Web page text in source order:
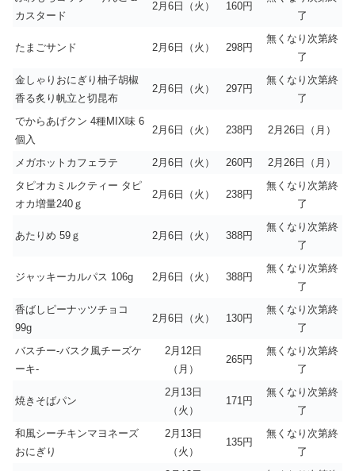
カスタード
2月6日（火） 160円
了
たまごサンド 2月6日（火） 298円
無くなり次第終
了
金しゃりおにぎり柚子胡椒
香る炙り帆立と切昆布
2月6日（火） 297円
無くなり次第終
了
でからあげクン 4種MIX味 6
個入
2月6日（火） 238円 2月26日（月）
メガホットカフェラテ 2月6日（火） 260円
2月26日（月）
タピオカミルクティー タピ
オカ増量240ｇ
2月6日（火） 238円
無くなり次第終
了
あたりめ 59ｇ 2月6日（火） 388円
無くなり次第終
了
ジャッキーカルパス 106g 2月6日（火） 388円
無くなり次第終
了
香ばしピーナッツチョコ
99g
2月6日（火） 130円
無くなり次第終
了
バスチー-バスク風チーズケ
ーキ-
2月12日
（月）
265円
無くなり次第終
了
焼きそばパン
2月13日
（火）
171円
無くなり次第終
了
和風シーチキンマヨネーズ
おにぎり
2月13日
（火）
135円
無くなり次第終
了